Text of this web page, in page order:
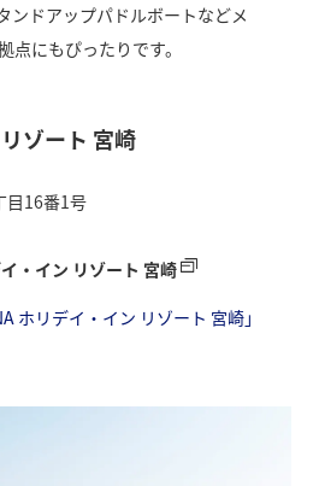
ンドアップパドルボートなどメ
点にもぴったりです。
ゾート 宮崎
目16番1号
・イン リゾート 宮崎
ホリデイ・イン リゾート 宮崎」